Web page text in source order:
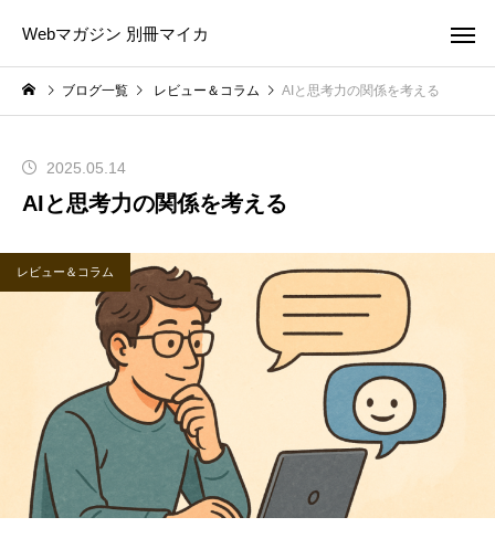
Webマガジン 別冊マイカ
ブログ一覧 レビュー＆コラム AIと思考力の関係を考える
2025.05.14
AIと思考力の関係を考える
レビュー＆コラム